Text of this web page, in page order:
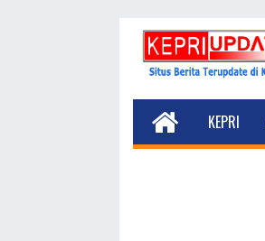
KEPRI